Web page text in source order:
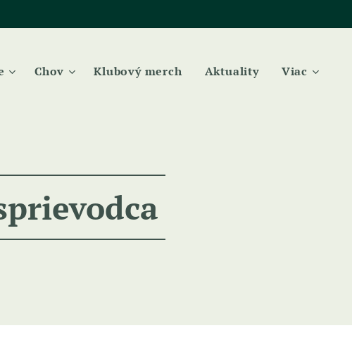
Chov Klubový merch Aktuality Viac